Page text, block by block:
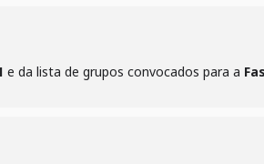
e da lista de grupos convocados para a